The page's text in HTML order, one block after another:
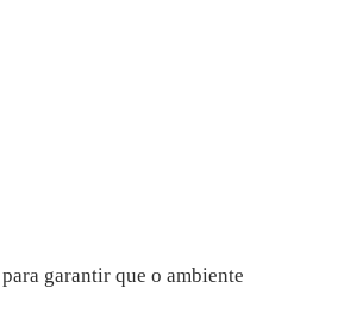
garantir que o ambiente